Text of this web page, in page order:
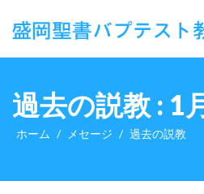
過去の説教 : 1
ホーム メセージ 過去の説教